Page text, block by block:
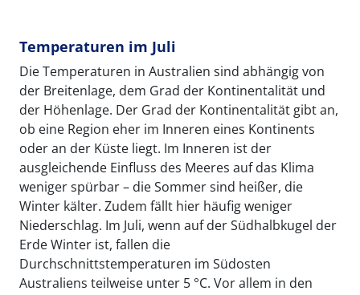
Temperaturen im Juli
Die Temperaturen in Australien sind abhängig von
der Breitenlage, dem Grad der Kontinentalität und
der Höhenlage. Der Grad der Kontinentalität gibt an,
ob eine Region eher im Inneren eines Kontinents
oder an der Küste liegt. Im Inneren ist der
ausgleichende Einfluss des Meeres auf das Klima
weniger spürbar – die Sommer sind heißer, die
Winter kälter. Zudem fällt hier häufig weniger
Niederschlag. Im Juli, wenn auf der Südhalbkugel der
Erde Winter ist, fallen die
Durchschnittstemperaturen im Südosten
Australiens teilweise unter 5 °C. Vor allem in den